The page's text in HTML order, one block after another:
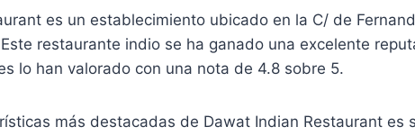
es un establecimiento ubicado en la C/ de
restaurante indio se ha ganado una excelente
lo han valorado con una nota de 4.8 sobre 5.
más destacadas de Dawat Indian Restaurant es